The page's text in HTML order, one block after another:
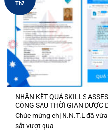
NHẬN KẾT QUẢ SKILLS
CÔNG SAU THỜI GIAN ĐƯỢC
Chúc mừng chị N.N.T.L đã
sắt vượt qua
Th7